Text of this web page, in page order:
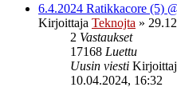
6.4.2024 Ratikkacore (5)
Kirjoittaja Teknojta »
2 Vastaukset
17168 Luettu
Uusin viesti
10.04.2024, 16:32